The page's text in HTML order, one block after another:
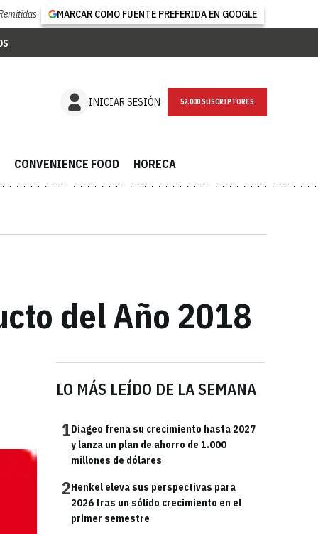
MARCAR COMO FUENTE PREFERIDA EN GOOGLE
INICIAR SESIÓN NEWSLETTER
CONVENIENCE FOOD HORECA
del Año 2018
LO MÁS LEÍDO DE LA SEMANA
1Diageo frena su crecimiento hasta 2027
y lanza un plan de ahorro de 1.000
millones de dólares
2Henkel eleva sus perspectivas para
2026 tras un sólido crecimiento en el
primer semestre